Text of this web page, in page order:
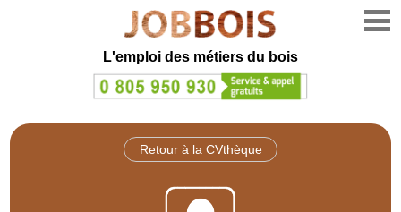
L'emploi des métiers du bois
Retour à la CVthèque